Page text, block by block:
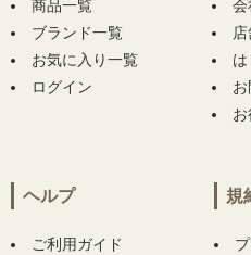
お買い上げ!!ありがとうご
静岡県にて
【未使用品 メ
SASEN ハーフパンツ
ドラ FIDRA 長袖シャツ M
グレー×ネイビー リバーシ
お買い上げ!!ありがとうご
商品一覧
ブランド一覧
お気に入り一覧
ログイン
会
ヘルプ
ご利用ガイド
規